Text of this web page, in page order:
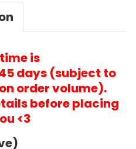
is
days (subject to
order volume).
before placing
<3